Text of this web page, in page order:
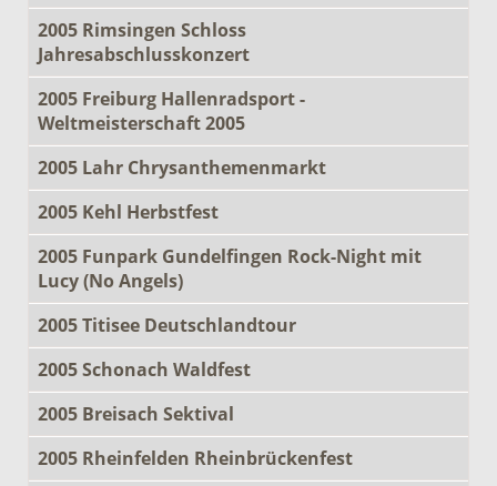
2005 Rimsingen Schloss
Jahresabschlusskonzert
2005 Freiburg Hallenradsport -
Weltmeisterschaft 2005
2005 Lahr Chrysanthemenmarkt
2005 Kehl Herbstfest
2005 Funpark Gundelfingen Rock-Night mit
Lucy (No Angels)
2005 Titisee Deutschlandtour
2005 Schonach Waldfest
2005 Breisach Sektival
2005 Rheinfelden Rheinbrückenfest